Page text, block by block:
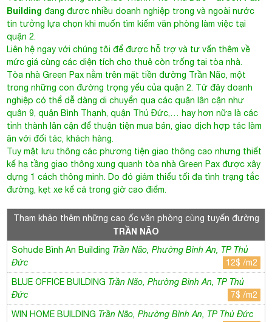
Building đang được nhiều doanh nghiệp trong và ngoài nước
tin tưởng lựa chọn khi muốn tìm kiếm văn phòng làm việc tại
quận 2.
Liên hệ ngay với chúng tôi để được hỗ trợ và tư vấn thêm về
mức giá cùng các diện tích cho thuê còn trống tại tòa nhà.
Tòa nhà Green Pax nằm trên mặt tiền đường Trần Não , một
trong những con đường trọng yếu của quận 2. Từ đây doanh
nghiệp có thể dễ dàng di chuyển qua các quận lân cận như
quân 9, quận Bình Thạnh, quận Thủ Đức,… hay hơn nữa là các
tỉnh thành lân cận để thuận tiện mua bán, giao dịch hợp tác làm
ăn với đối tác, khách hàng.
Tuy mật lưu thông các phương tiện giao thông cao nhưng thiết
kế hạ tầng giao thông xung quanh tòa nhàGreen Pax được xây
dựng 1 cách thông minh. Do đó giảm thiểu tối đa tình trạng tắc
đường, kẹt xe kể cả trong giờ cao điểm.
Tham khảo thêm những cao ốc văn phòng cùng tuyến đường
TRẦN NÃO
Sohude Bình An Building Trần Não, Phường Bình An, TP Thủ
Đức
12$ /m2
BLUE OFFICE BUILDING Trần Não, Phường Bình An, TP Thủ
Đức
7$ /m2
WIN HOME BUILDING Trần Não, Phường Bình An, TP Thủ Đức